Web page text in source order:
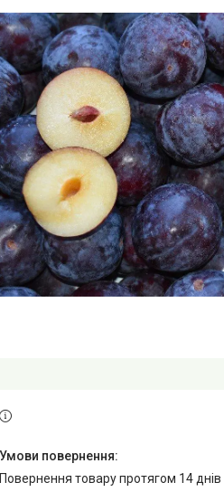
повернення товару протягом 14 днів